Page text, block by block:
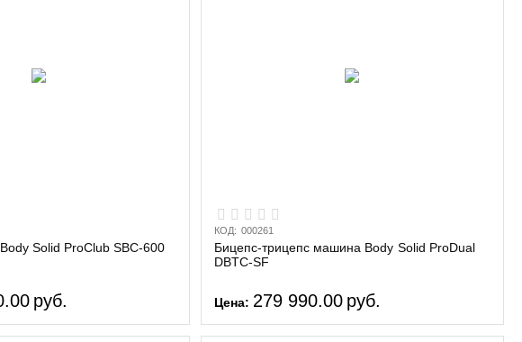
Solid ProClub SBC-600
руб.
КОД: 000261
Бицепс-трицепс машина Body Solid ProDual
DBTC-SF
Цена: 279 990.00 руб.